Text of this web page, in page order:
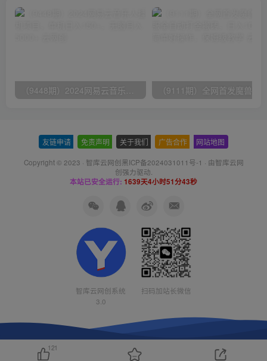
友链申请 免责声明 关于我们 广告合作 网站地图
Copyright © 2023 · 智库云网创黑ICP备2024031011号-1 · 由智库云网
创强力驱动.
本站已安全运行: 1639天4小时51分43秒
智库云网创系统
3.0
扫码加站长微信
121